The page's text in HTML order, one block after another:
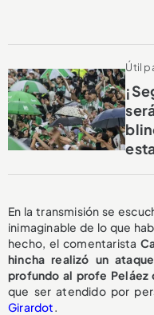
Útil
En la transmisión se
inimaginable de lo que
hecho, el comentarista
hincha realizó un
profundo al profe Peláez
que ser atendido por
Girardot.